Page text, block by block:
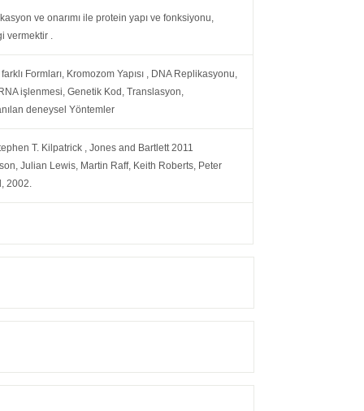
ve onarımı ile protein yapı ve fonksiyonu,
vermektir .
Formları, Kromozom Yapısı , DNA Replikasyonu,
işlenmesi, Genetik Kod, Translasyon,
deneysel Yöntemler
T. Kilpatrick , Jones and Bartlett 2011
Julian Lewis, Martin Raff, Keith Roberts, Peter
2002.